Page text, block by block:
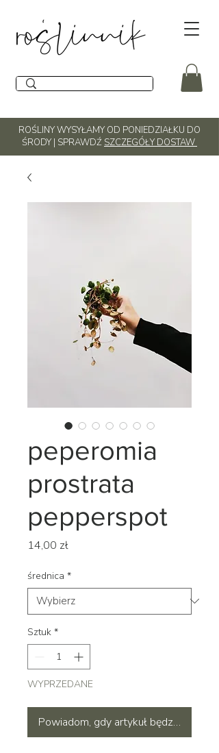
ROŚLINY WYSYŁAMY OD PONIEDZIAŁKU DO
ŚRODY | SPRAWDŹ SZCZEGÓŁY DOSTAW
peperomia
prostrata
pepperspot
14,00 złCena
średnica *
Sztuk *
WYPRZEDANE
Powiadom, gdy artykuł będzie